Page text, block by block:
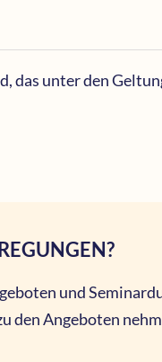
das unter den
und
den Angeboten